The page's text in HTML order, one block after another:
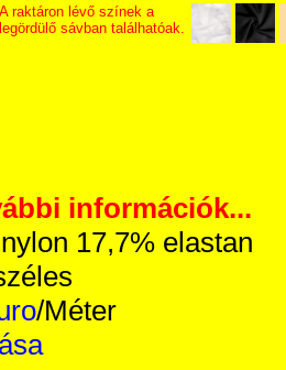
A raktáron lévő színek a
legördülő sávban találhatóak.
információk...
17,7% elastan
/Méter